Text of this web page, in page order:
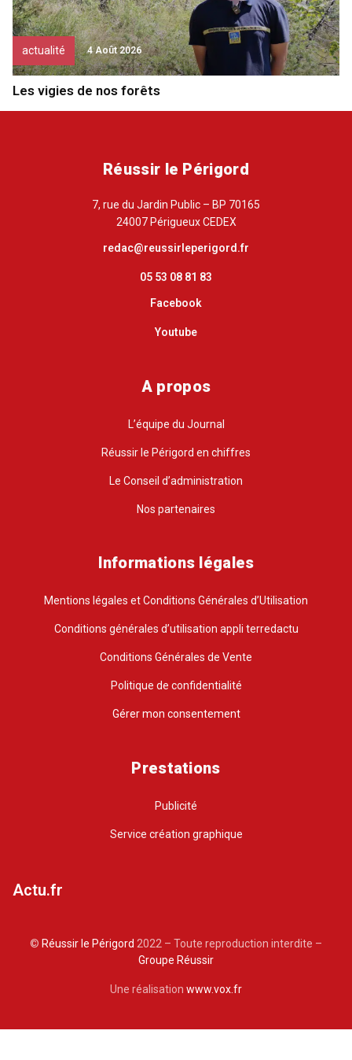
actualité 4 Août 2026
Les vigies de nos forêts
Réussir le Périgord
7, rue du Jardin Public – BP 70165
24007 Périgueux CEDEX
redac@reussirleperigord.fr
05 53 08 81 83
Facebook
Youtube
A propos
L’équipe du Journal
Réussir le Périgord en chiffres
Le Conseil d’administration
Nos partenaires
Informations légales
Mentions légales et Conditions Générales d’Utilisation
Conditions générales d’utilisation appli terredactu
Conditions Générales de Vente
Politique de confidentialité
Gérer mon consentement
Prestations
Publicité
Service création graphique
Actu.fr
© Réussir le Périgord 2022 – Toute reproduction interdite –
Groupe Réussir
Une réalisation www.vox.fr